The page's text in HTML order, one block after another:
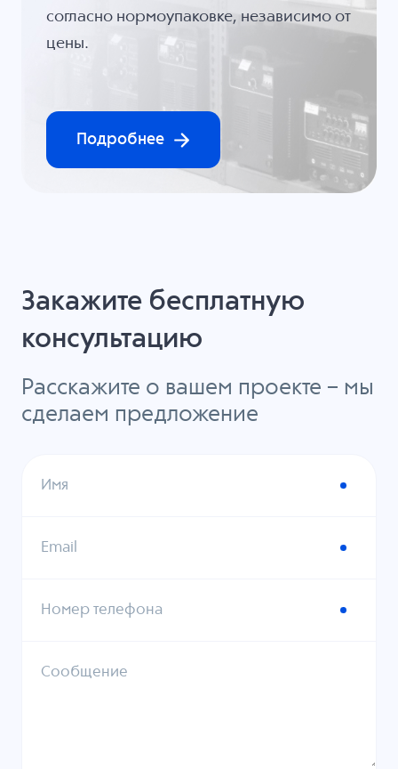
согласно нормоупаковке, независимо от
цены.
Подробнее
Закажите бесплатную
консультацию
Расскажите о вашем проекте – мы
сделаем предложение
Имя
Email
Номер телефона
Сообщение